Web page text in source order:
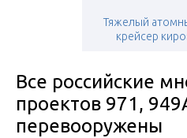
Тяжелый
крейсер
Все российские
проектов 971,
перевооружены